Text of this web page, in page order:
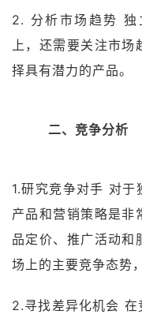
2. 分析市场趋势 独
上，还需要关注市
择具有潜力的产品。
二、竞争分析
1.研究竞争对手 对于
产品和营销策略是非
品定价、推广活动和
场上的主要竞争态势
2.寻找差异化机会 在